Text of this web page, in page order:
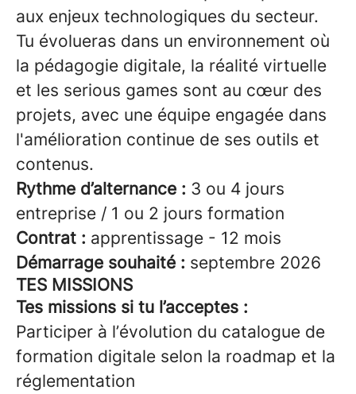
aux enjeux technologiques du secteur.
Tu évolueras dans un environnement où
la pédagogie digitale, la réalité virtuelle
et les serious games sont au cœur des
projets, avec une équipe engagée dans
l'amélioration continue de ses outils et
contenus.
Rythme d’alternance : 3 ou 4 jours
entreprise / 1 ou 2 jours formation
Contrat : apprentissage - 12 mois
Démarrage souhaité : septembre 2026
TES MISSIONS
Tes missions si tu l’acceptes :
Participer à l’évolution du catalogue de
formation digitale selon la roadmap et la
réglementation